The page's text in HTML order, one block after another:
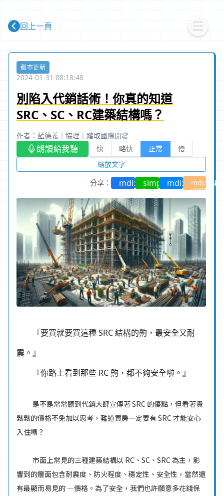
回上一頁
都市更新
2024-01-31 08:18:48
別陷入代銷話術！你真的知道
SRC、SC、RC建築結構嗎？
作者：藍德義 ｜ 協理 ｜ 踏取國際開發
朗讀給我聽 快 略快 正常
慢
縮放文字
分享：
mdi:facebook
simple-
icons:line
mdi:facebook-
messenger
variant
『要買就要買這種 SRC 結構的齁，最安全又耐
震。』
『你路上看到那些 RC 齁，都不夠安全啦。』
是不是常常聽到代銷大肆宣傳著 SRC 的優點，但看著貴
鬆鬆的價格不免加以思考，難道買房一定要有 SRC 才能安心
入住嗎？
市面上常見的三種建築結構以 RC、SC、SRC 為主，影
響到的層面包含耐震度、防火程度、穩定性、安全性，當然還
有最顯而易見的 —價格。為了安全，我們也許願意多花錢保